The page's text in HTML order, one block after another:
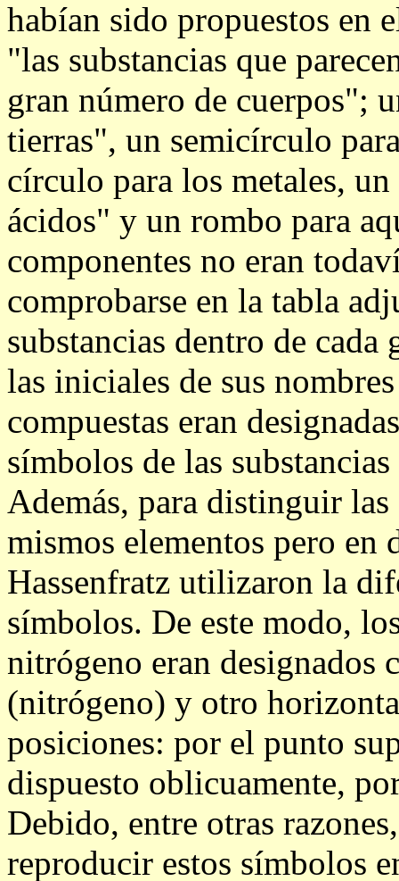
habían sido propuestos en
"las substancias que
gran número de cuerpos";
tierras", un semicírculo
círculo para los metales,
ácidos" y un rombo para
componentes no eran
comprobarse en la tabla
substancias dentro de
las iniciales de sus
compuestas eran
símbolos de las
Además, para distinguir
mismos elementos pero
Hassenfratz utilizaron la
símbolos. De este modo,
nitrógeno eran designados
(nitrógeno) y otro
posiciones: por el punto
dispuesto oblicuamente,
Debido, entre otras
reproducir estos símbolos